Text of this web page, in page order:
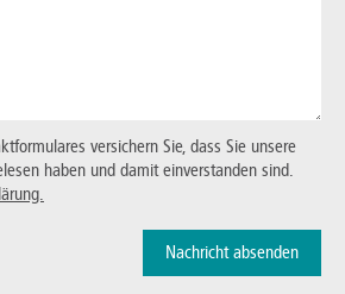
versichern Sie, dass Sie unsere
haben und damit einverstanden sind.